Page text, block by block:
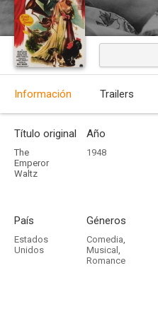
Información Trailers
Título original
The
Emperor
Waltz
Año
1948
País
Estados
Unidos
Géneros
Comedia,
Musical ,
Romance